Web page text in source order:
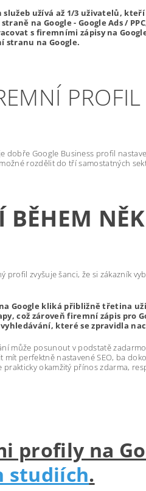
užívá až 1/3 uživatelů,
na Google - Google Ads /
s firemními zápisy na
stranu na Google.
dobře Google Business profil
rozdělit do tří samostatných
BĚHEM
zvyšuje šanci, že si zákazník
Google kliká přibližně třetina
což zároveň firemní zápis pro
které se zpravidla
může posunout v podstatě
perfektně nastavené SEO, ba
okamžitý přínos zdarma,
profily na
studiích.